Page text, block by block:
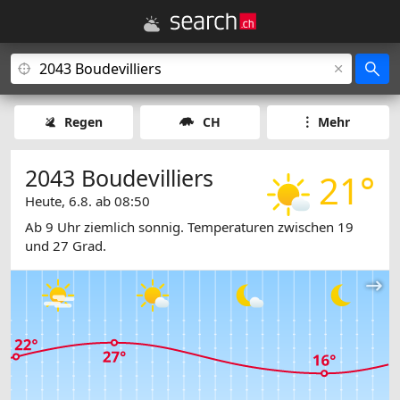
Regen CH Mehr
21°
2043 Boudevilliers
Heute, 6.8. ab 08:50
Ab 9 Uhr ziemlich sonnig. Temperaturen zwischen 19
und 27 Grad.